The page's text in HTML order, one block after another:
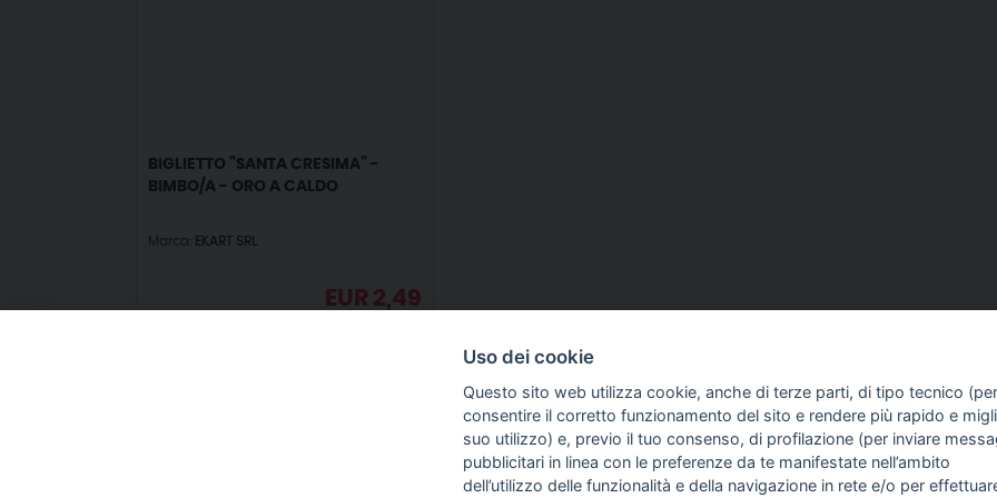
BIGLIETTO ”SANTA CRESIMA” -
BIMBO/A - ORO A CALDO
Marca: EKART SRL
EUR 2,49
INFO SULL'AZIENDA GUIDA AGLI ACQUISTI
Uso dei cookie
Questo sito web utilizza cookie, anche di terze parti, di tipo tecnico (per
consentire il corretto funzionamento del sito e rendere più rapido e
suo utilizzo) e, previo il tuo consenso, di profilazione (per inviare
pubblicitari in linea con le preferenze da te manifestate nell’ambito
dell’utilizzo delle funzionalità e della navigazione in rete e/o per